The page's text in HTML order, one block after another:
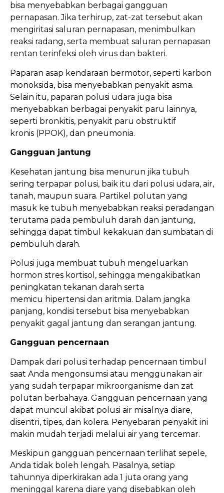
bisa menyebabkan berbagai gangguan
pernapasan. Jika terhirup, zat-zat tersebut akan
mengiritasi saluran pernapasan, menimbulkan
reaksi radang, serta membuat saluran pernapasan
rentan terinfeksi oleh virus dan bakteri.
Paparan asap kendaraan bermotor, seperti karbon
monoksida, bisa menyebabkan penyakit asma.
Selain itu, paparan polusi udara juga bisa
menyebabkan berbagai penyakit paru lainnya,
seperti bronkitis, penyakit paru obstruktif
kronis (PPOK), dan pneumonia.
Gangguan jantung
Kesehatan jantung bisa menurun jika tubuh
sering terpapar polusi, baik itu dari polusi udara, air,
tanah, maupun suara. Partikel polutan yang
masuk ke tubuh menyebabkan reaksi peradangan
terutama pada pembuluh darah dan jantung,
sehingga dapat timbul kekakuan dan sumbatan di
pembuluh darah.
Polusi juga membuat tubuh mengeluarkan
hormon stres kortisol, sehingga mengakibatkan
peningkatan tekanan darah serta
memicu hipertensi dan aritmia. Dalam jangka
panjang, kondisi tersebut bisa menyebabkan
penyakit gagal jantung dan serangan jantung.
Gangguan pencernaan
Dampak dari polusi terhadap pencernaan timbul
saat Anda mengonsumsi atau menggunakan air
yang sudah terpapar mikroorganisme dan zat
polutan berbahaya. Gangguan pencernaan yang
dapat muncul akibat polusi air misalnya diare,
disentri, tipes, dan kolera. Penyebaran penyakit ini
makin mudah terjadi melalui air yang tercemar.
Meskipun gangguan pencernaan terlihat sepele,
Anda tidak boleh lengah. Pasalnya, setiap
tahunnya diperkirakan ada 1 juta orang yang
meninggal karena diare yang disebabkan oleh